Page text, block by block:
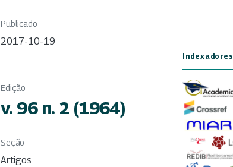
Publicado
2017-10-19
Edição
v. 96 n. 2 (1964)
Seção
Artigos
Indexadores